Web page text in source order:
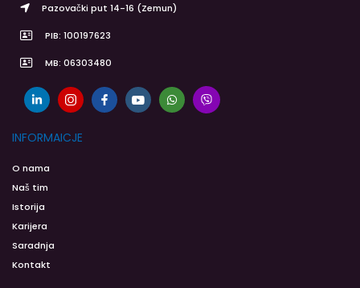
Pazovački put 14-16 (Zemun)
PIB: 100197623
MB: 06303480
INFORMAICJE
O nama
Naš tim
Istorija
Karijera
Saradnja
Kontakt